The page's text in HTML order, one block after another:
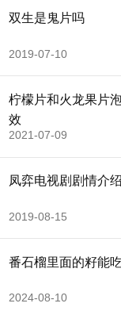
双生是鬼片吗
2019-07-10
柠檬片和火龙果片
效
2021-07-09
凤弈电视剧剧情介绍
2019-08-15
番石榴里面的籽能
2024-08-10